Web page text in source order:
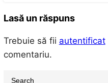
Lasă un răspuns
Trebuie să fii autentificat
comentariu.